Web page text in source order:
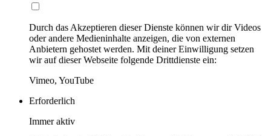
Durch das Akzeptieren dieser Dienste können wir dir Videos
oder andere Medieninhalte anzeigen, die von externen
Anbietern gehostet werden. Mit deiner Einwilligung setzen
wir auf dieser Webseite folgende Drittdienste ein:
Vimeo, YouTube
Erforderlich
Immer aktiv